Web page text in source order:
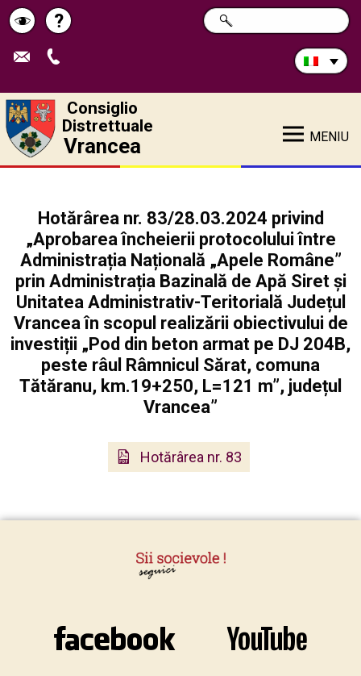
Schimbă
contrastul
Pagina
de
?
Cerca
nel
RICERCA
Consiglio
Distrettuale
Vrancea MENIU
Hotărârea nr. 83/28.03.2024 privind
„Aprobarea încheierii protocolului între
Administrația Națională „Apele Române”
prin Administrația Bazinală de Apă Siret și
Unitatea Administrativ-Teritorială Județul
Vrancea în scopul realizării obiectivului de
investiții „Pod din beton armat pe DJ 204B,
peste râul Râmnicul Sărat, comuna
Tătăranu, km.19+250, L=121 m”, județul
Vrancea”
Hotărârea nr. 83